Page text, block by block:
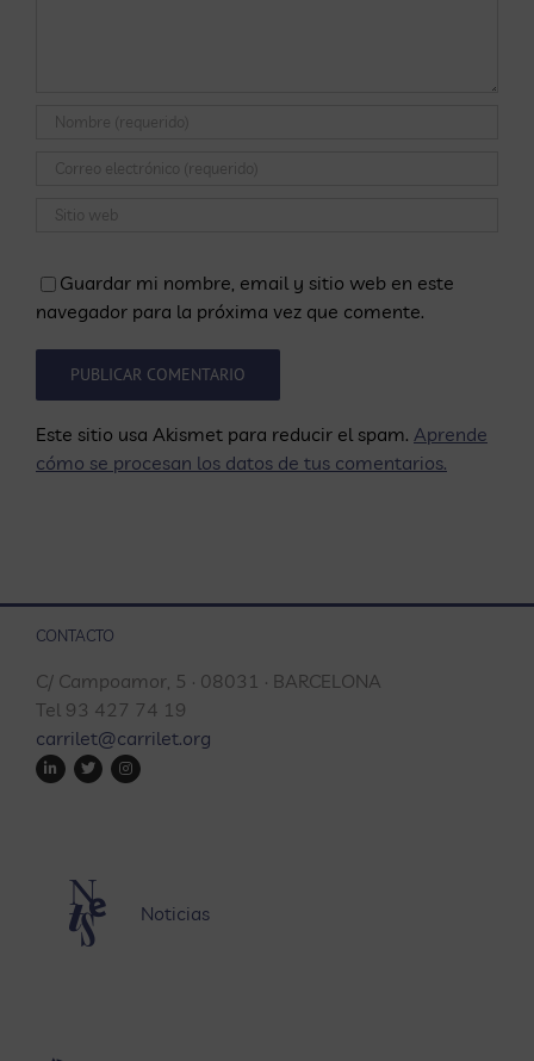
Guardar mi nombre, email y sitio web en este
navegador para la próxima vez que comente.
Este sitio usa Akismet para reducir el spam. Aprende
cómo se procesan los datos de tus comentarios.
CONTACTO
C/ Campoamor, 5 · 08031 · BARCELONA
Tel 93 427 74 19
carrilet@carrilet.org
Noticias